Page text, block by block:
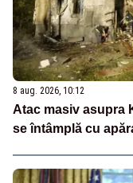
8 aug. 2026, 10:12
Atac masiv asupra
se întâmplă cu